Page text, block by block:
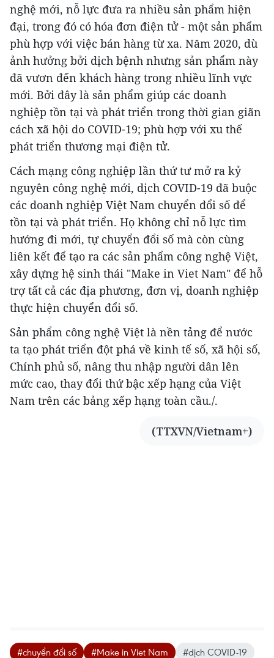
nghệ mới, nỗ lực đưa ra nhiều sản phẩm hiện
đại, trong đó có hóa đơn điện tử - một sản phẩm
phù hợp với việc bán hàng từ xa. Năm 2020, dù
ảnh hưởng bởi dịch bệnh nhưng sản phẩm này
đã vươn đến khách hàng trong nhiều lĩnh vực
mới. Bởi đây là sản phẩm giúp các doanh
nghiệp tồn tại và phát triển trong thời gian giãn
cách xã hội do COVID-19; phù hợp với xu thế
phát triển thương mại điện tử.
Cách mạng công nghiệp lần thứ tư mở ra kỷ
nguyên công nghệ mới, dịch COVID-19 đã buộc
các doanh nghiệp Việt Nam chuyển đổi số để
tồn tại và phát triển. Họ không chỉ nỗ lực tìm
hướng đi mới, tự chuyển đổi số mà còn cùng
liên kết để tạo ra các sản phẩm công nghệ Việt,
xây dựng hệ sinh thái "Make in Viet Nam" để hỗ
trợ tất cả các địa phương, đơn vị, doanh nghiệp
thực hiện chuyển đổi số.
Sản phẩm công nghệ Việt là nền tảng để nước
ta tạo phát triển đột phá về kinh tế số, xã hội số,
Chính phủ số, nâng thu nhập người dân lên
mức cao, thay đổi thứ bậc xếp hạng của Việt
Nam trên các bảng xếp hạng toàn cầu./.
(TTXVN/Vietnam+)
#chuyển đổi số #Make in Viet Nam #dịch COVID-19